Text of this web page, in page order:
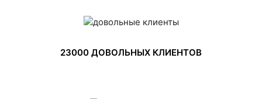
23000 ДОВОЛЬНЫХ КЛИЕНТОВ